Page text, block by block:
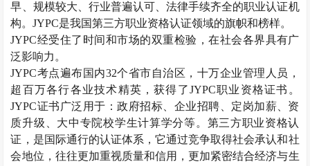
早、规模较大、行业普遍认可、法律手续齐全的职业认证机
构。JYPC是我国第三方职业资格认证领域的旗帜和榜样。
JYPC经受住了时间和市场的双重检验，在社会各界具有广
泛影响力。
JYPC考点遍布国内32个省市自治区，十万企业管理人员，
超百万各行各业技术精英，获得了JYPC职业资格证书。
JYPC证书广泛用于：政府招标、企业招聘、定岗加薪、资
质升级、大中专院校学生计算学分等。第三方职业资格认
证，是国际通行的认证体系，它通过竞争取得社会承认和社
会地位，往往更加重视质量和信用，更加紧密结合经济与生